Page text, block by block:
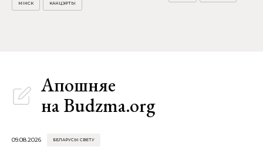
МІНСК КАНЦЭРТЫ
Апошняе
на Budzma.org
09.08.2026 БЕЛАРУСЫ СВЕТУ